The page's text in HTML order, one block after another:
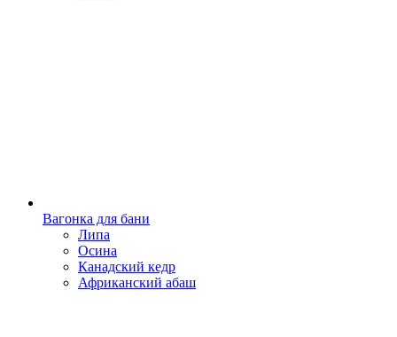
Вагонка для бани
Липа
Осина
Канадский кедр
Африканский абаш